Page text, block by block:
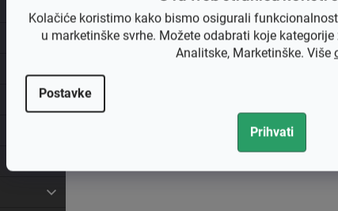
Kolačiće koristimo kako bismo osigurali
u marketinške svrhe. Možete odabrati koje
Analitske, Marketinške. Više
Postavke
Prihvati